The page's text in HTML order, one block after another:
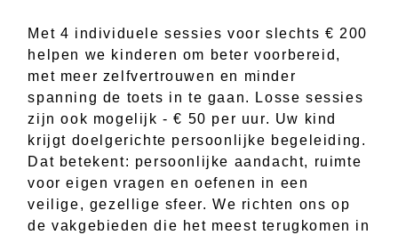
Met 4 individuele sessies voor slechts € 200
helpen we kinderen om beter voorbereid,
met meer zelfvertrouwen en minder
spanning de toets in te gaan. Losse sessies
zijn ook mogelijk - € 50 per uur. Uw kind
krijgt doelgerichte persoonlijke begeleiding.
Dat betekent: persoonlijke aandacht, ruimte
voor eigen vragen en oefenen in een
veilige, gezellige sfeer. We richten ons op
de vakgebieden die het meest terugkomen in